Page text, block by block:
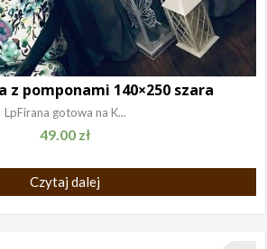
z pomponami 140×250 szara
LpFirana gotowa na K...
49.00 zł
Czytaj dalej